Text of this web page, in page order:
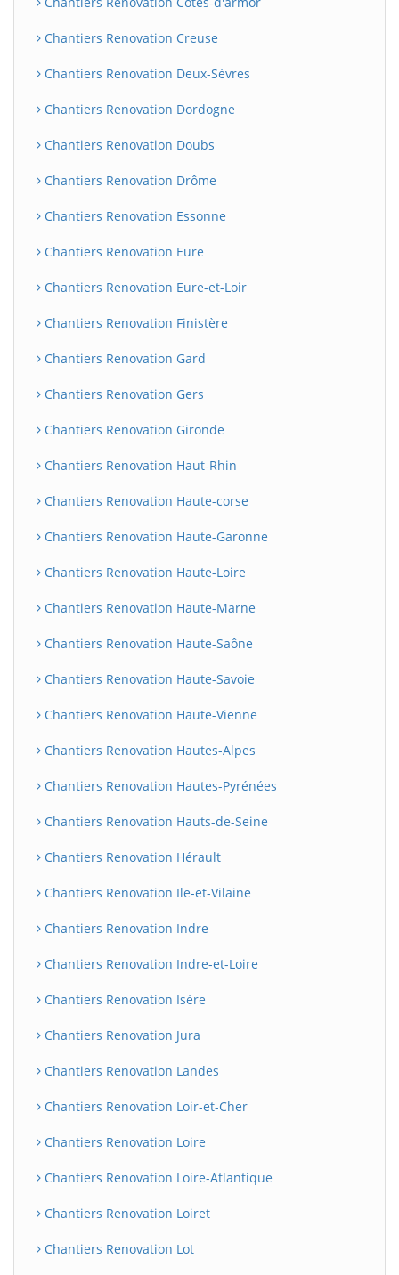
Chantiers Renovation Creuse
Chantiers Renovation Deux-Sèvres
Chantiers Renovation Dordogne
Chantiers Renovation Doubs
Chantiers Renovation Drôme
Chantiers Renovation Essonne
Chantiers Renovation Eure
Chantiers Renovation Eure-et-Loir
Chantiers Renovation Finistère
Chantiers Renovation Gard
Chantiers Renovation Gers
Chantiers Renovation Gironde
Chantiers Renovation Haut-Rhin
Chantiers Renovation Haute-corse
Chantiers Renovation Haute-Garonne
Chantiers Renovation Haute-Loire
Chantiers Renovation Haute-Marne
Chantiers Renovation Haute-Saône
Chantiers Renovation Haute-Savoie
Chantiers Renovation Haute-Vienne
Chantiers Renovation Hautes-Alpes
Chantiers Renovation Hautes-Pyrénées
Chantiers Renovation Hauts-de-Seine
Chantiers Renovation Hérault
Chantiers Renovation Ile-et-Vilaine
Chantiers Renovation Indre
Chantiers Renovation Indre-et-Loire
Chantiers Renovation Isère
Chantiers Renovation Jura
Chantiers Renovation Landes
Chantiers Renovation Loir-et-Cher
Chantiers Renovation Loire
Chantiers Renovation Loire-Atlantique
Chantiers Renovation Loiret
Chantiers Renovation Lot